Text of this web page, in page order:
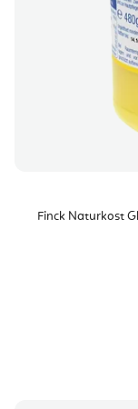
Finck Naturkost